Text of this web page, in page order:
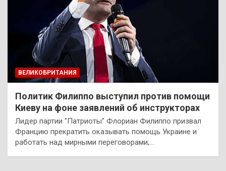
ВЕЛИКОБРИТАНИЯ
Политик Филиппо выступил против помощи
Киеву на фоне заявлений об инструкторах
Лидер партии "Патриоты" Флориан Филиппо призвал
Францию прекратить оказывать помощь Украине и
работать над мирными переговорами,…